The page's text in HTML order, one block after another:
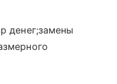
денег;замены